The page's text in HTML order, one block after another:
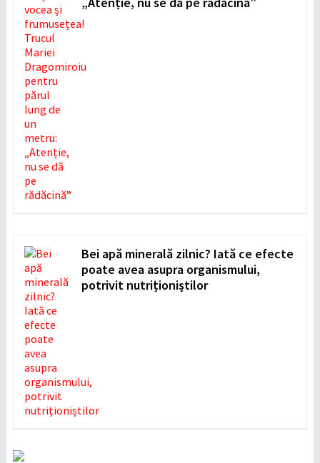
Bei apă minerală zilnic? Iată ce efecte
poate avea asupra organismului,
potrivit nutriționiștilor